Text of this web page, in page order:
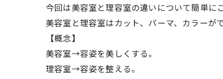
今回は美容室と理容室の違いについて簡単に
美容室と理容室はカット、パーマ、カラーが
【概念】
美容室→容姿を美しくする。
理容室→容姿を整える。